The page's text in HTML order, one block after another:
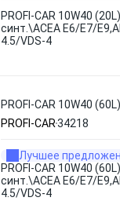
PROFI-CAR 10W40
синт.\ACEA E6/E7/
4.5/VDS-4
PROFI-CAR 10W40
PROFI-CAR34218
Лучшее
PROFI-CAR 10W40
синт.\ACEA E6/E7/
4.5/VDS-4